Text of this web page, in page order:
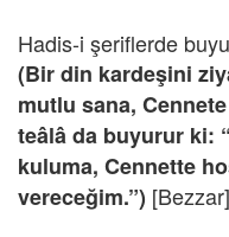
Hadis-i şeriflerde
(Bir din kardeşini
mutlu sana,
teâlâ da buyurur ki:
kuluma, Cennette
vereceğim.”) [Bezzar]